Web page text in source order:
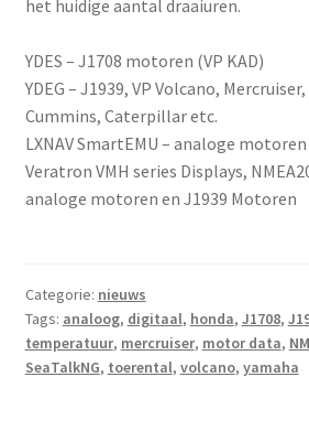
het huidige aantal draaiuren.
YDES – J1708 motoren (VP KAD)
YDEG – J1939, VP Volcano,
Cummins, Caterpillar etc.
LXNAV SmartEMU – analoge motoren
Veratron VMH series Displays,
analoge motoren en J1939 Motoren
Categorie: nieuws
Tags: analoog, digitaal, honda, J1708,
temperatuur, mercruiser, motor data,
SeaTalkNG, toerental, volcano, yamaha